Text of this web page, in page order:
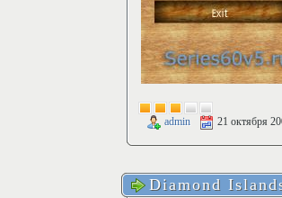
admin 21 октября
Diamond